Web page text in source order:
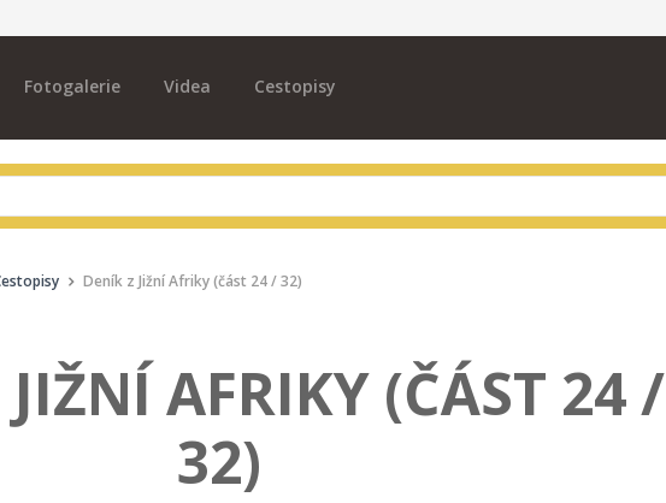
Fotogalerie Videa Cestopisy
Deník z Jižní Afriky (část 24 / 32)
AFRIKY (ČÁST 24 /
32)